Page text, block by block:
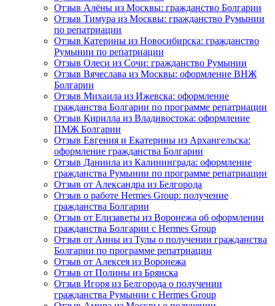
Отзыв Алёны из Москвы: гражданство Болгарии
Отзыв Тимура из Москвы: гражданство Румынии
по репатриации
Отзыв Катерины из Новосибирска: гражданство
Румынии по репатриации
Отзыв Олеси из Сочи: гражданство Румынии
Отзыв Вячеслава из Москвы: оформление ВНЖ
Болгарии
Отзыв Михаила из Ижевска: оформление
гражданства Болгарии по программе репатриации
Отзыв Кирилла из Владивостока: оформление
ПМЖ Болгарии
Отзыв Евгения и Екатерины из Архангельска:
оформление гражданства Болгарии
Отзыв Даниила из Калининграда: оформление
гражданства Румынии по программе репатриации
Отзыв от Александра из Белгорода
Отзыв о работе Hermes Group: получение
гражданства Болгарии
Отзыв от Елизаветы из Воронежа об оформлении
гражданства Болгарии с Hermes Group
Отзыв от Анны из Тулы о получении гражданства
Болгарии по программе репатриации
Отзыв от Алексея из Воронежа
Отзыв от Полины из Брянска
Отзыв Игоря из Белгорода о получении
гражданства Румынии с Hermes Group